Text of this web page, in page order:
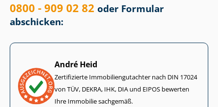
0800 - 909 02 82 oder Formular
abschicken:
André Heid
Zertifizierte Im­mo­bi­li­en­gut­ach­ter nach DIN 17024
von TÜV, DEKRA, IHK, DIA und EIPOS bewerten
Ihre Immobilie sachgemäß.